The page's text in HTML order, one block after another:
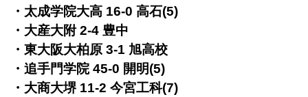
・太成学院大高 16-0 高石(5)
・大産大附 2-4 豊中
・東大阪大柏原 3-1 旭高校
・追手門学院 45-0 開明(5)
・大商大堺 11-2 今宮工科(7)